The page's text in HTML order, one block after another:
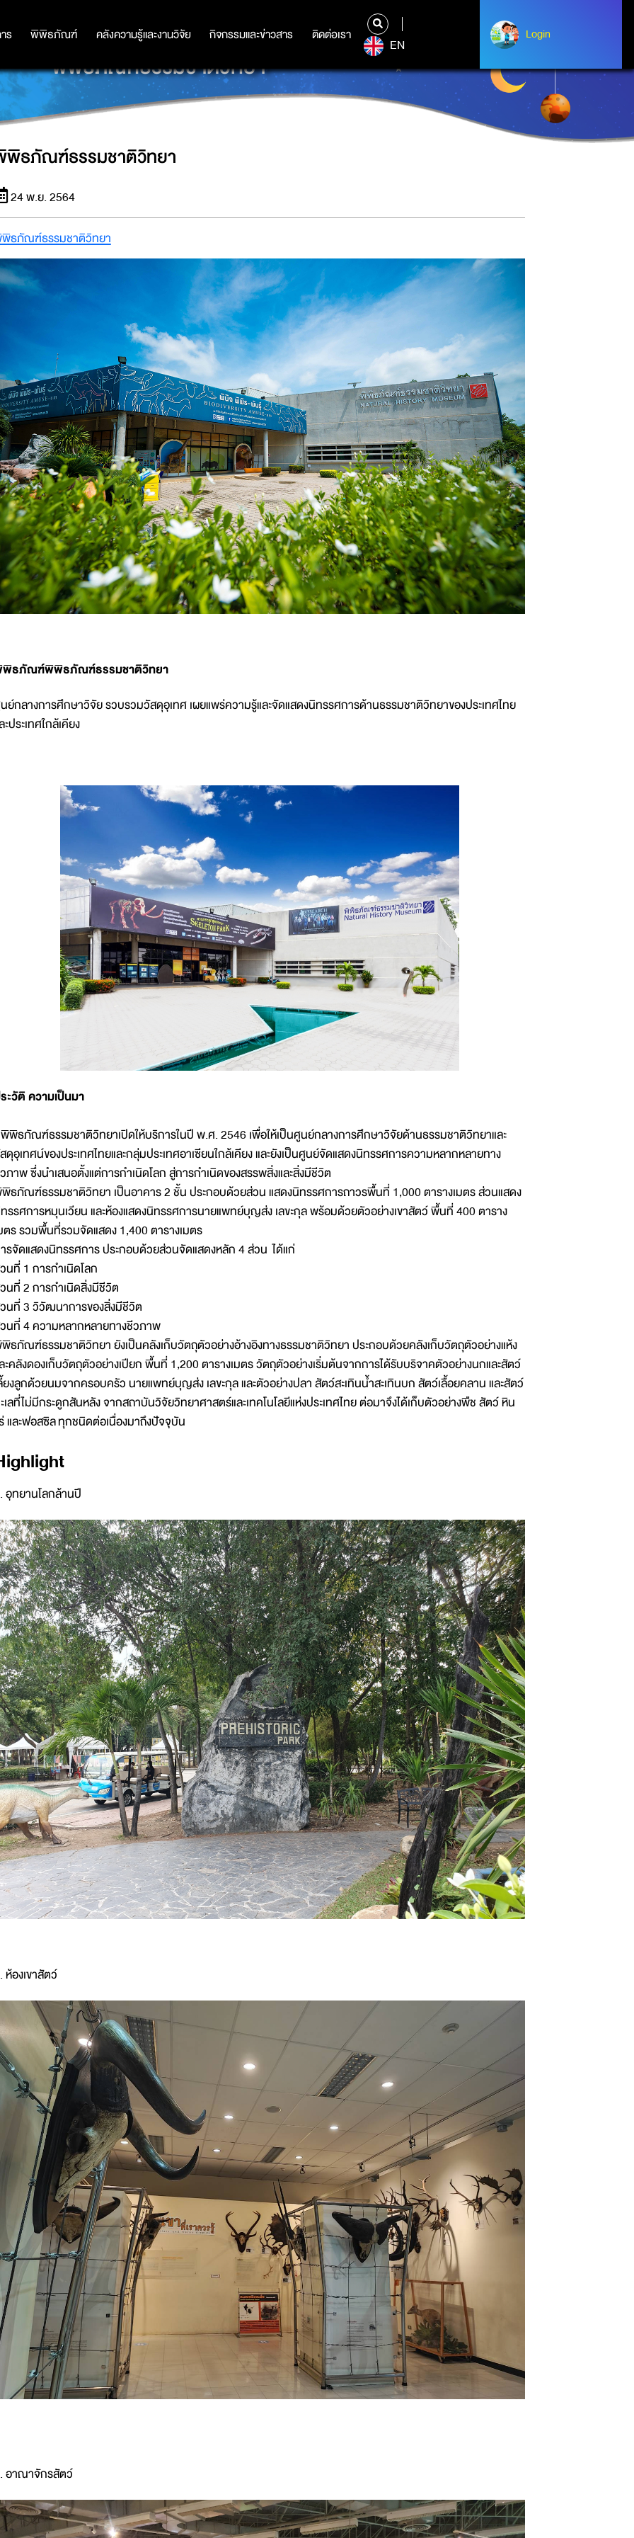
ร พิพิธภัณฑ์ คลังความรู้และงานวิจัย กิจกรรมและข่าวสาร ติดต่อเรา
ร พิพิธภัณฑ์ คลังความรู้และงานวิจัย กิจกรรมและข่าวสาร ติดต่อเรา
EN
Login
Login
พิพิธภัณฑ์ธรรมชาติวิทยา
ธภัณฑ์ธรรมชาติวิทยา
24 พ.ย. 2564
ธภัณฑ์ธรรมชาติวิทยา
พิธภัณฑ์พิพิธภัณฑ์ธรรมชาติวิทยา
ย์กลางการศึกษาวิจัย รวบรวมวัสดุอุเทศ เผยแพร่ความรู้และจัดแสดงนิทรรศการด้านธรรมชาติวิทยาของประเทศไทย
ะประเทศใกล้เคียง
ะวัติ ความเป็นมา
ธภัณฑ์ธรรมชาติวิทยาเปิดให้บริการในปี พ.ศ. 2546 เพื่อให้เป็นศูนย์กลางการศึกษาวิจัยด้านธรรมชาติวิทยาและ
ดุอุเทศน์ของประเทศไทยและกลุ่มประเทศอาเซียนใกล้เคียง และยังเป็นศูนย์จัดแสดงนิทรรศการความหลากหลายทาง
ภาพ ซึ่งนำเสนอตั้งแต่การกำเนิดโลก สู่การกำเนิดของสรรพสิ่งและสิ่งมีชีวิต
ธภัณฑ์ธรรมชาติวิทยา เป็นอาคาร 2 ชั้น ประกอบด้วยส่วน แสดงนิทรรศการถาวรพื้นที่ 1,000 ตารางเมตร ส่วนแสดง
รรศการหมุนเวียน และห้องแสดงนิทรรศการนายแพทย์บุญส่ง เลขะกุล พร้อมด้วยตัวอย่างเขาสัตว์ พื้นที่ 400 ตาราง
ตร รวมพื้นที่รวมจัดแสดง 1,400 ตารางเมตร
รจัดแสดงนิทรรศการ ประกอบด้วยส่วนจัดแสดงหลัก 4 ส่วน ได้แก่
นที่ 1 การกำเนิดโลก
นที่ 2 การกำเนิดสิ่งมีชีวิต
นที่ 3 วิวัฒนาการของสิ่งมีชีวิต
นที่ 4 ความหลากหลายทางชีวภาพ
ธภัณฑ์ธรรมชาติวิทยา ยังเป็นคลังเก็บวัตถุตัวอย่างอ้างอิงทางธรรมชาติวิทยา ประกอบด้วยคลังเก็บวัตถุตัวอย่างแห้ง
ะคลังดองเก็บวัตถุตัวอย่างเปียก พื้นที่ 1,200 ตารางเมตร วัตถุตัวอย่างเริ่มต้นจากการได้รับบริจาคตัวอย่างนกและสัตว์
ยงลูกด้วยนมจากครอบครัว นายแพทย์บุญส่ง เลขะกุล และตัวอย่างปลา สัตว์สะเทินน้ำสะเทินบก สัตว์เลื้อยคลาน และสัตว์
เลที่ไม่มีกระดูกสันหลัง จากสถาบันวิจัยวิทยาศาสตร์และเทคโนโลยีแห่งประเทศไทย ต่อมาจึงได้เก็บตัวอย่างพืช สัตว์ หิน
และฟอสซิล ทุกชนิดต่อเนื่องมาถึงปัจจุบัน
อุทยานโลกล้านปี
ห้องเขาสัตว์
อาณาจักรสัตว์